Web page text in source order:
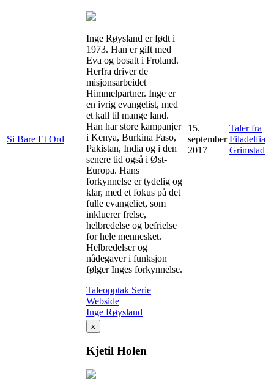
Si Bare Et Ord
Inge Røysland er født i
1973. Han er gift med
Eva og bosatt i Froland.
Herfra driver de
misjonsarbeidet
Himmelpartner. Inge er
en ivrig evangelist, med
et kall til mange land.
Han har store kampanjer
i Kenya, Burkina Faso,
Pakistan, India og i den
senere tid også i Øst-
Europa. Hans
forkynnelse er tydelig og
klar, med et fokus på det
fulle evangeliet, som
inkluerer frelse,
helbredelse og befrielse
for hele mennesket.
Helbredelser og
nådegaver i funksjon
følger Inges forkynnelse.
Taleopptak Serie
Webside
Inge Røysland
15.
september
2017
Taler fra
Filadelfia
Grimstad
x
Kjetil Holen